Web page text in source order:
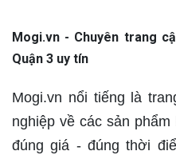
Mogi.vn - Chuyên trang
Quận 3 uy tín
Mogi.vn nổi tiếng là
nghiệp về các sản
đúng giá - đúng thời